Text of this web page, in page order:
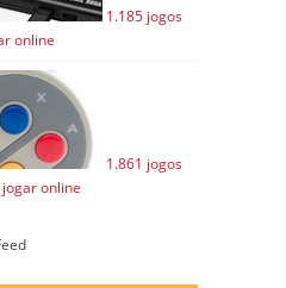
1.185 jogos
online
1.861 jogos
online